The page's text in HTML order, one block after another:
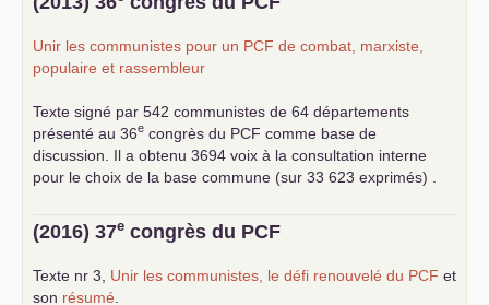
Unir les communistes pour un PCF de combat, marxiste,
populaire et rassembleur
Texte signé par 542 communistes de 64 départements
présenté au 36e congrès du PCF comme base de
discussion. Il a obtenu 3694 voix à la consultation interne
pour le choix de la base commune (sur 33 623 exprimés) .
(2016) 37e congrès du PCF
Texte nr 3, Unir les communistes, le défi renouvelé du PCF et
son résumé